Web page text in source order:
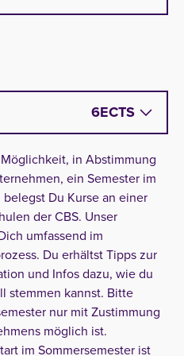
6ECTS
in Abstimmung
ein Semester im
Du Kurse an einer
der CBS. Unser
umfassend im
Du erhältst Tipps zur
und Infos dazu, wie du
stemmen kannst. Bitte
nur mit Zustimmung
möglich ist.
im Sommersemester ist